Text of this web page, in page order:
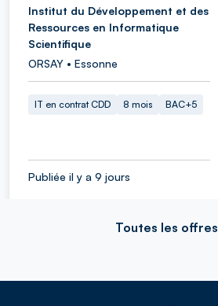
Institut du Développement et des
Ressources en Informatique
Scientifique
ORSAY • Essonne
IT en contrat CDD 8 mois BAC+5
Publiée il y a 9 jours
Toutes les offres